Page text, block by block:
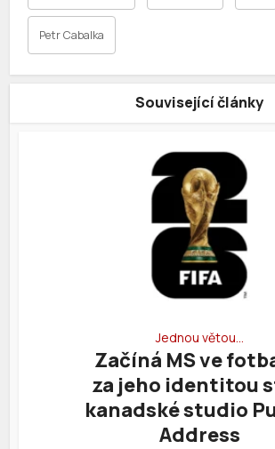
Petr Cabalka
Související články
Jednou větou…
Začíná MS ve
za jeho identitou
kanadské studio
Address